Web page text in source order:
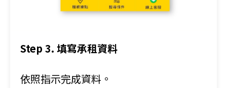
Step 3. 填寫承租資料
依照指示完成資料。